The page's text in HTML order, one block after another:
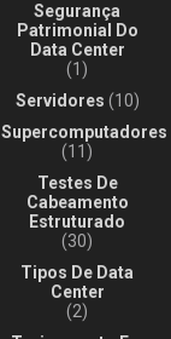
Segurança
Patrimonial Do
Data Center
(1)
Servidores (10)
Supercomputadores
(11)
Testes De
Cabeamento
Estruturado
(30)
Tipos De Data
Center
(2)